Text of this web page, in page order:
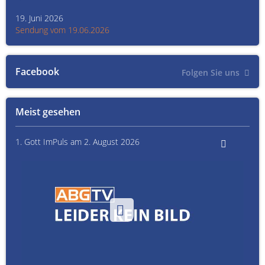
Meist gesehen
1. Gott ImPuls am 2. August 2026
Facebook Folgen Sie uns
19. Juni 2026
Sendung vom 19.06.2026